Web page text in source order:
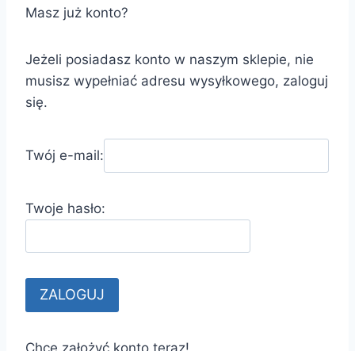
Masz już konto?
Jeżeli posiadasz konto w naszym sklepie, nie
musisz wypełniać adresu wysyłkowego, zaloguj
się.
Twój e-mail:
Twoje hasło:
Chcę założyć konto teraz!